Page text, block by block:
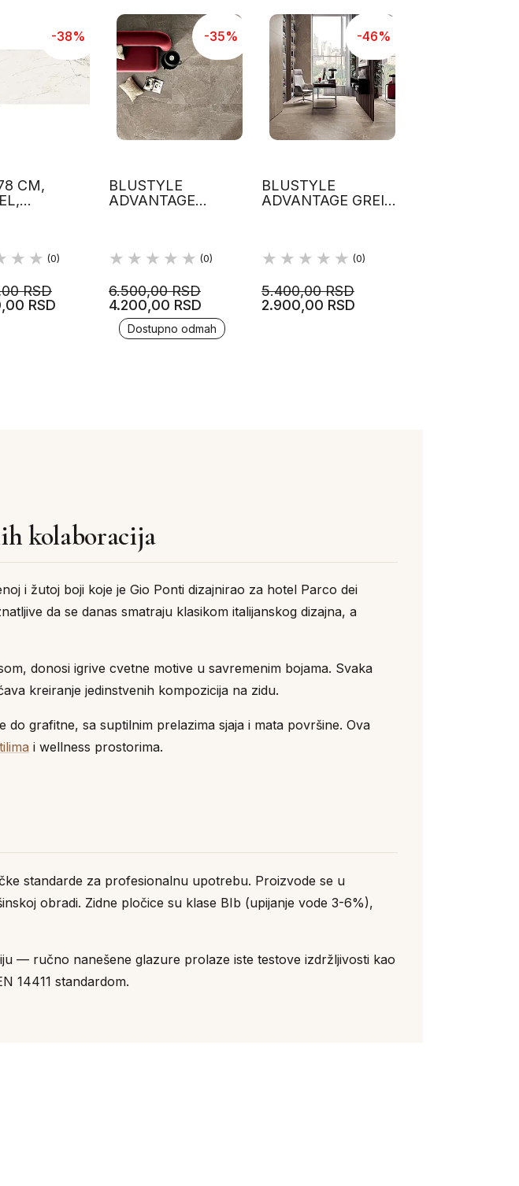
-38%
CM,
(0)
RSD
RSD
-35%
BLUSTYLE
ADVANTAGE
(0)
6.500,00 RSD
4.200,00 RSD
Dostupno odmah
-46%
BLUSTYLE
ADVANTAGE GREIGE
(0)
5.400,00 RSD
2.900,00 RSD
kolaboracija
i žutoj boji koje je Gio Ponti dizajnirao za hotel Parco dei
da se danas smatraju klasikom italijanskog dizajna, a
donosi igrive cvetne motive u savremenim bojama. Svaka
kreiranje jedinstvenih kompozicija na zidu.
grafitne, sa suptilnim prelazima sjaja i mata površine. Ova
i wellness prostorima.
standarde za profesionalnu upotrebu. Proizvode se u
obradi. Zidne pločice su klase BIb (upijanje vode 3-6%),
— ručno nanešene glazure prolaze iste testove izdržljivosti kao
14411 standardom.